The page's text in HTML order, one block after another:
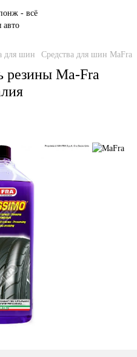
для шин Средства для шин MaFra
резины Ma-Fra